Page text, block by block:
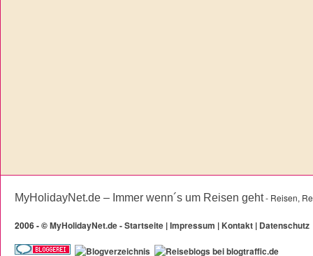
MyHolidayNet.de – Immer wenn´s um Reisen geht- Reisen,
2006 -©MyHolidayNet.de - Startseite |Impressum | Kontakt | Datenschutz